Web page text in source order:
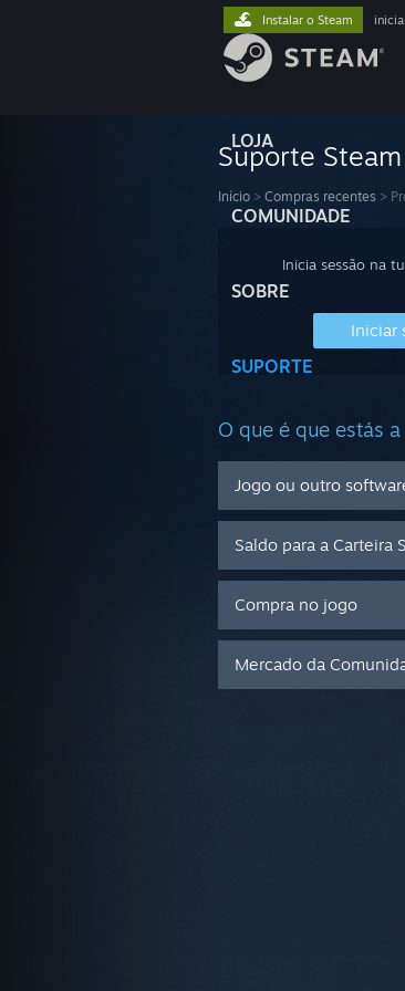
LOJA
COMUNIDADE
SOBRE
SUPORTE
Instalar o Steam
Suporte Steam
Início > Compras recentes >
Inicia sessão na
Iniciar
O que é que estás
Jogo ou outro
Saldo para a Carteira
Compra no jogo
Mercado da